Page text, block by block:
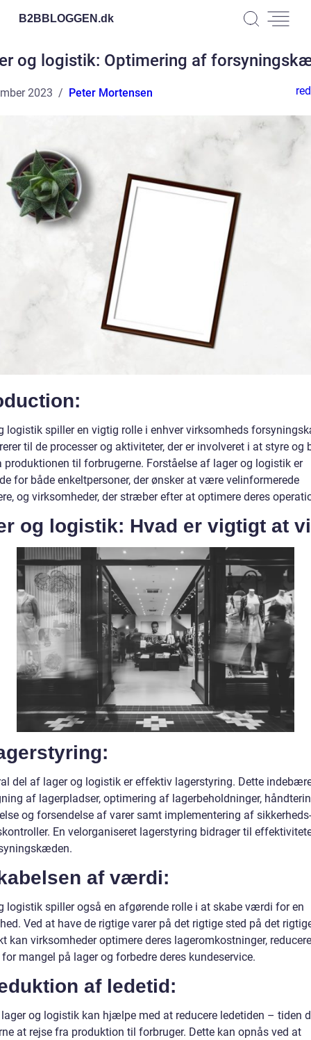
B2BBLOGGEN.dk
og logistik: Optimering af
2023 Peter Mortensen
logistik spiller en vigtig rolle i enhver virksomheds
til de processer og aktiviteter, der er involveret i at styre og
produktionen til forbrugerne. Forståelse af lager og logistik er
for både enkeltpersoner, der ønsker at være velinformerede
og virksomheder, der stræber efter at optimere deres
og logistik: Hvad er vigtigt at
del af lager og logistik er effektiv lagerstyring. Dette
af lagerpladser, optimering af lagerbeholdninger,
og forsendelse af varer samt implementering af
En velorganiseret lagerstyring bidrager til
af værdi:
logistik spiller også en afgørende rolle i at skabe værdi for en
Ved at have de rigtige varer på det rigtige sted på det
kan virksomheder optimere deres lageromkostninger, reducere
mangel på lager og forbedre deres kundeservice.
af ledetid:
og logistik kan hjælpe med at reducere ledetiden – tiden
at rejse fra produktion til forbruger. Dette kan opnås ved at